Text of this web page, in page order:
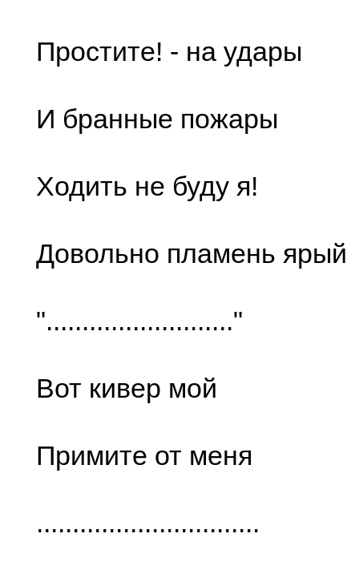
Простите! - на удары
И бранные пожары
Ходить не буду я!
Довольно пламень ярый
".........................."
Вот кивер мой
Примите от меня
...............................